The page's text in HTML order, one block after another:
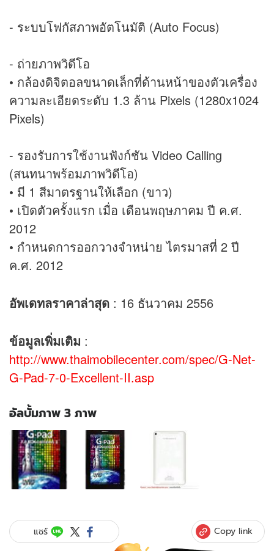
- ระบบโฟกัสภาพอัตโนมัติ (Auto Focus)
- ถ่ายภาพวิดีโอ
• กล้องดิจิตอลขนาดเล็กที่ด้านหน้าของตัวเครื่อง
ความละเอียดระดับ 1.3 ล้าน Pixels (1280x1024
Pixels)
- รองรับการใช้งานฟังก์ชัน Video Calling
(สนทนาพร้อมภาพวิดีโอ)
• มี 1 สีมาตรฐานให้เลือก (ขาว)
• เปิดตัวครั้งแรก เมื่อ เดือนพฤษภาคม ปี ค.ศ.
2012
• กำหนดการออกวางจำหน่าย ไตรมาสที่ 2 ปี
ค.ศ. 2012
อัพเดทลราคาล่าสุด : 16 ธันวาคม 2556
ข้อมูลเพิ่มเติม :
http://www.thaimobilecenter.com/spec/G-Net-
G-Pad-7-0-Excellent-II.asp
อัลบั้มภาพ 3 ภาพ
อัลบั้ม
ภาพ
ภาพ
ของ
G-
Pad
แชร์ Copy link